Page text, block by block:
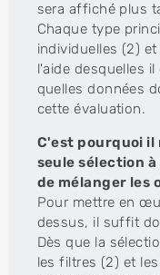
sera affiché plus
Chaque type
individuelles (2)
l'aide desquelles
quelles données
cette évaluation.
C'est pourquoi il
seule sélection
de mélanger les
Pour mettre en
dessus, il suffit
Dès que la
les filtres (2) et